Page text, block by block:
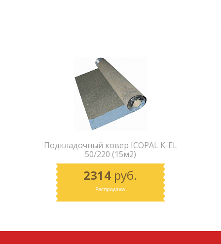
Подкладочный ковер ICOPAL K-EL
50/220 (15м2)
2314 руб.